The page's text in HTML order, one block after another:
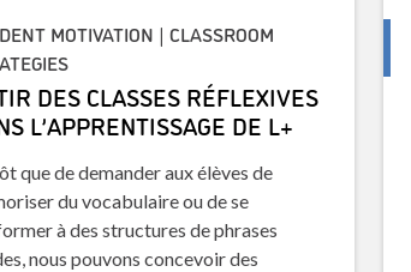
MOTIVATION | CLASSROOM
DES CLASSES RÉFLEXIVES
L’APPRENTISSAGE DE L+
que de demander aux élèves de
du vocabulaire ou de se
à des structures de phrases
nous pouvons concevoir des